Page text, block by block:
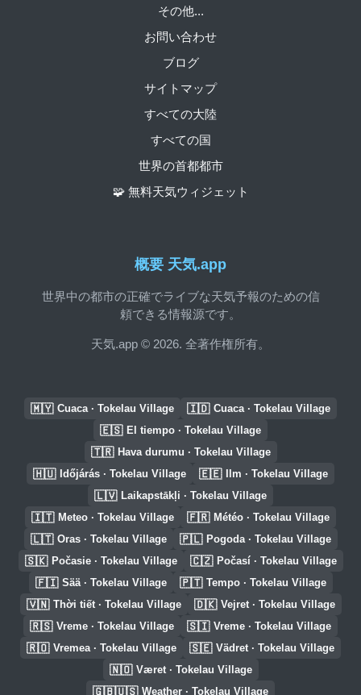
概要 天気.app
世界中の都市の正確でライブな天気予報のための信
頼できる情報源です。
天気.app © 2026. 全著作権所有。
その他...
お問い合わせ
ブログ
サイトマップ
すべての大陸
すべての国
世界の首都都市
🧩 無料天気ウィジェット
🇲🇾 Cuaca · Tokelau Village 🇮🇩 Cuaca · Tokelau Village
🇪🇸 El tiempo · Tokelau Village
🇹🇷 Hava durumu · Tokelau Village
🇭🇺 Időjárás · Tokelau Village 🇪🇪 Ilm · Tokelau Village
🇱🇻 Laikapstākļi · Tokelau Village
🇮🇹 Meteo · Tokelau Village 🇫🇷 Météo · Tokelau Village
🇱🇹 Oras · Tokelau Village 🇵🇱 Pogoda · Tokelau Village
🇸🇰 Počasie · Tokelau Village 🇨🇿 Počasí · Tokelau Village
🇫🇮 Sää · Tokelau Village 🇵🇹 Tempo · Tokelau Village
🇻🇳 Thời tiết · Tokelau Village 🇩🇰 Vejret · Tokelau Village
🇷🇸 Vreme · Tokelau Village 🇸🇮 Vreme · Tokelau Village
🇷🇴 Vremea · Tokelau Village 🇸🇪 Vädret · Tokelau Village
🇳🇴 Været · Tokelau Village
🇬🇧🇺🇸 Weather · Tokelau Village